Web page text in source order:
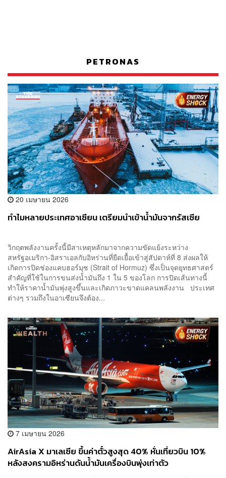
PETRONAS
20 เมษายน 2026
ทำไมหลายประเทศอาเซียน เตรียมนำเข้าน้ำมันจากรัสเซีย
วิกฤตพลังงานครั้งนี้มีสาเหตุหลักมาจากความขัดแย้งระหว่าง
สหรัฐอเมริกา-อิสราเอลกับอิหร่านที่ยืดเยื้อเข้าสู่สัปดาห์ที่ 8 ส่งผลให้
เกิดการปิดช่องแคบฮอร์มุซ (Strait of Hormuz) ซึ่งเป็นจุดยุทธศาสตร์
สำคัญที่ใช้ในการขนส่งน้ำมันถึง 1 ใน 5 ของโลก การปิดเส้นทางนี้
ทำให้ราคาน้ำมันพุ่งสูงขึ้นและเกิดภาวะขาดแคลนพลังงาน ประเทศ
ต่างๆ รวมถึงในอาเซียนจึงต้อง...
7 เมษายน 2026
AirAsia X มาเลเซีย ขึ้นค่าตั๋วสูงสุด 40% หั่นเที่ยวบิน 10%
หลังสงครามอิหร่านดันน้ำมันเครื่องบินพุ่งเท่าตัว